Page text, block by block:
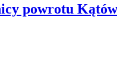
powrotu